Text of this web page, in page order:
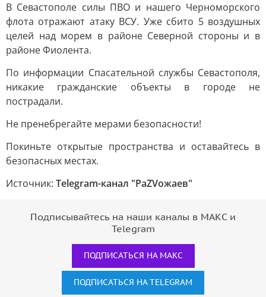
В Севастополе силы ПВО и нашего Черноморского
флота отражают атаку ВСУ. Уже сбито 5 воздушных
целей над морем в районе Северной стороны и в
районе Фиолента.
По информации Спасательной службы Севастополя,
никакие гражданские объекты в городе не
пострадали.
Не пренебрегайте мерами безопасности!
Покиньте открытые пространства и оставайтесь в
безопасных местах.
Источник: Telegram-канал "РаZVожаев"
Подписывайтесь на наши каналы в МАКС и
Telegram
ПОДПИСАТЬСЯ НА МАКС
ПОДПИСАТЬСЯ НА TELEGRAM